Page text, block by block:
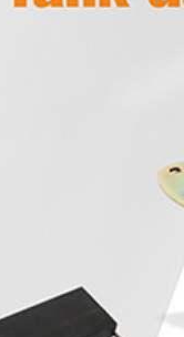
do the best